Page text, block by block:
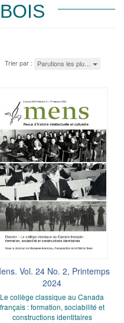
Trier par : Parutions les plu…
Vol. 24 No. 2, Printemps
2024
Le collège classique au Canada
français : formation, sociabilité et
constructions identitaires